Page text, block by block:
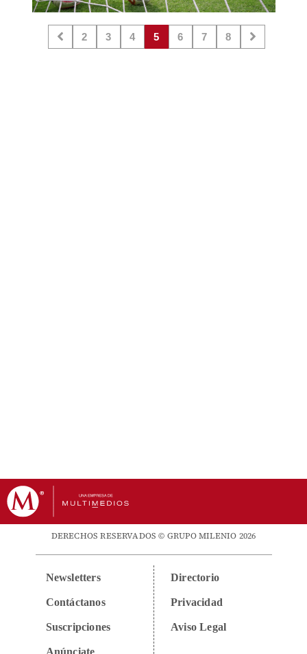
2 3 4 5 6 7 8
DERECHOS RESERVADOS © GRUPO MILENIO 2026
Newsletters
Contáctanos
Suscripciones
Anúnciate
Directorio
Privacidad
Aviso Legal